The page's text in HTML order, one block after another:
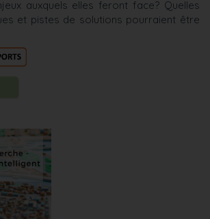
auxquels elles feront face? Quelles
et pistes de solutions pourraient être